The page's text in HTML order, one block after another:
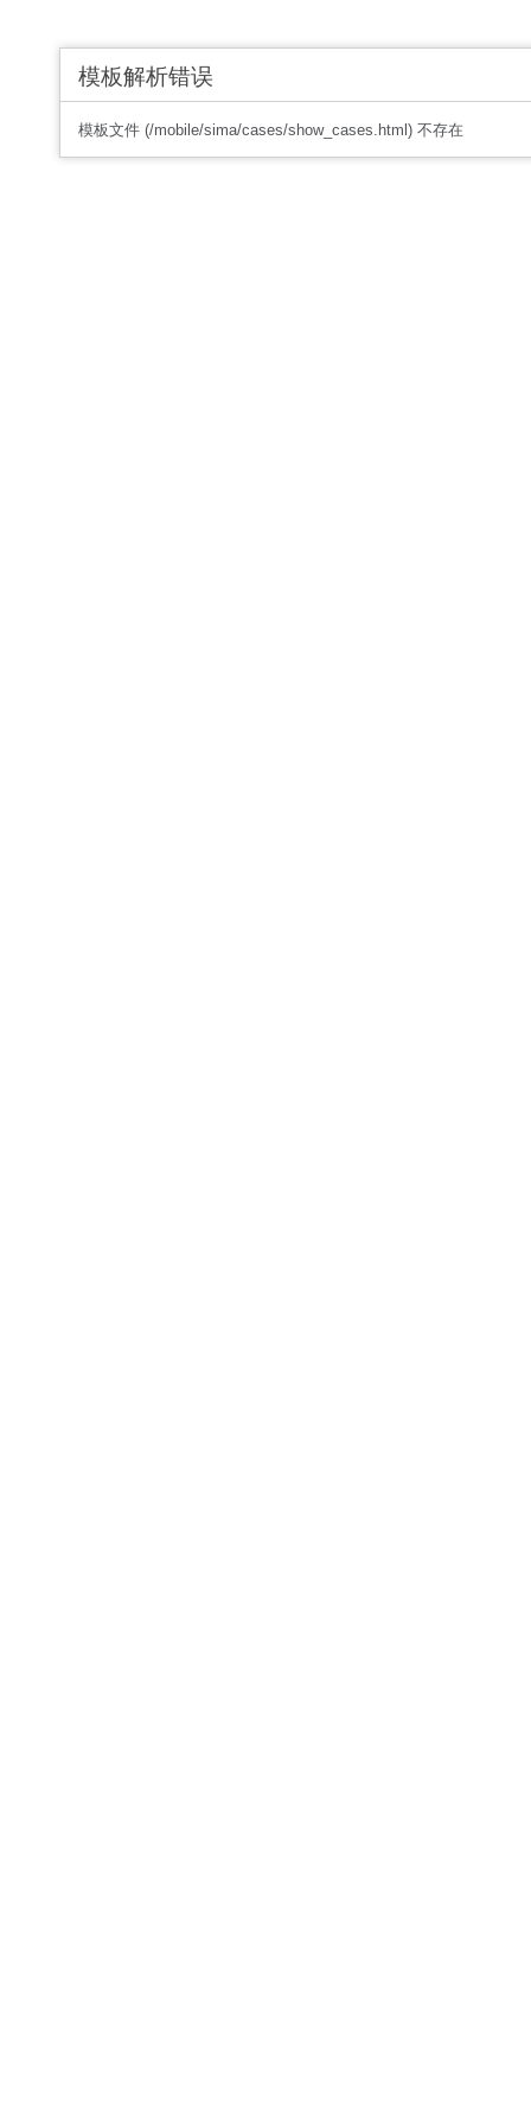
模板解析错误
模板文件 (/mobile/sima/cases/show_cases.html) 不存在